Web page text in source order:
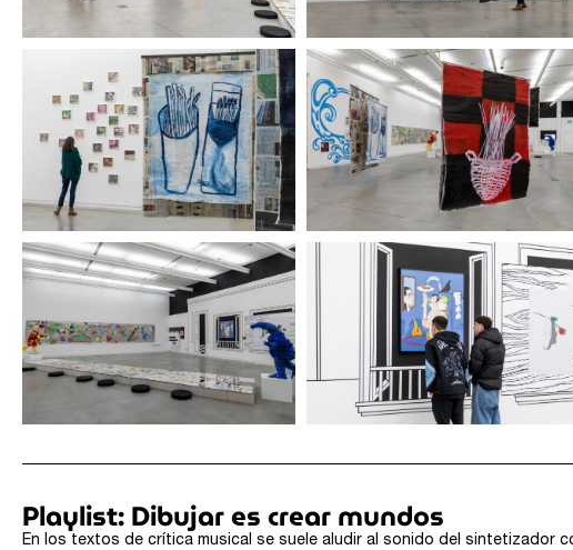
Playlist: Dibujar es crear mundos
En los textos de crítica musical se suele aludir al sonido del sintetizador